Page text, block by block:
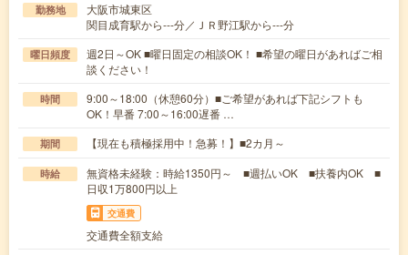
勤務地
大阪市城東区
関目成育駅から---分／ＪＲ野江駅から---分
曜日頻度
週2日～OK ■曜日固定の相談OK！ ■希望の曜日があればご相
談ください！
時間
9:00～18:00（休憩60分）■ご希望があれば下記シフトも
OK！早番 7:00～16:00遅番 …
期間 【現在も積極採用中！急募！】■2カ月～
時給
無資格未経験：時給1350円～ ■週払いOK ■扶養内OK ■
日収1万800円以上
交通費
交通費全額支給